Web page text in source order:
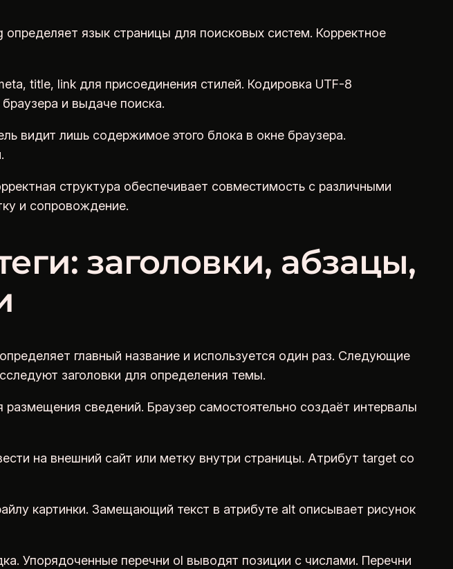
язык страницы для поисковых систем. Корректное
title, link для присоединения стилей. Кодировка UTF-8
и выдаче поиска.
видит лишь содержимое этого блока в окне браузера.
структура обеспечивает совместимость с различными
и сопровождение.
заголовки, абзацы,
главный название и используется один раз. Следующие
заголовки для определения темы.
сведений. Браузер самостоятельно создаёт интервалы
на внешний сайт или метку внутри страницы. Атрибут target со
картинки. Замещающий текст в атрибуте alt описывает рисунок
Упорядоченные перечни ol выводят позиции с числами. Перечни